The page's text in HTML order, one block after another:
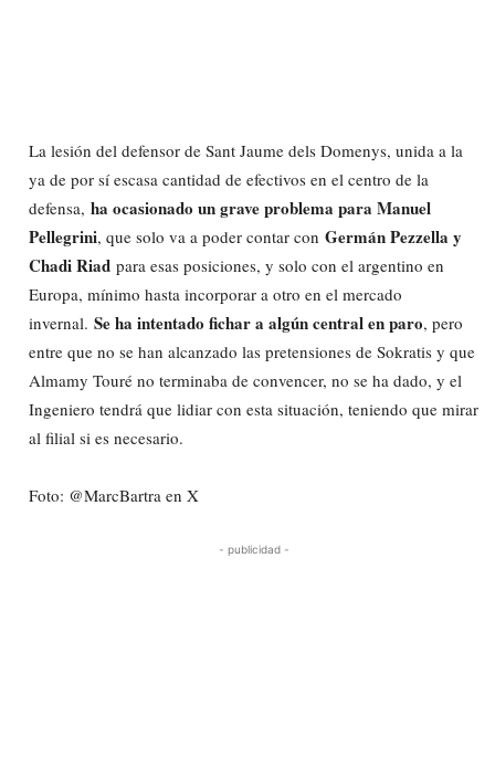
La lesión del defensor de Sant Jaume dels Domenys, unida a la
ya de por sí escasa cantidad de efectivos en el centro de la
defensa, ha ocasionado un grave problema para Manuel
Pellegrini, que solo va a poder contar con Germán Pezzella y
Chadi Riad para esas posiciones, y solo con el argentino en
Europa, mínimo hasta incorporar a otro en el mercado
invernal. Se ha intentado fichar a algún central en paro, pero
entre que no se han alcanzado las pretensiones de Sokratis y que
Almamy Touré no terminaba de convencer, no se ha dado, y el
Ingeniero tendrá que lidiar con esta situación, teniendo que mirar
al filial si es necesario.
Foto: @MarcBartra en X
- publicidad -